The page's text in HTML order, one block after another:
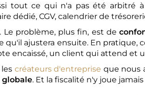
tout ce qui n'a pas été arbitré
dédié, CGV, calendrier de
problème, plus fin, est de
ajustera ensuite. En
encaissé, un client qui attend et
créateurs d'entreprise que nous
globale. Et la fiscalité n'y joue